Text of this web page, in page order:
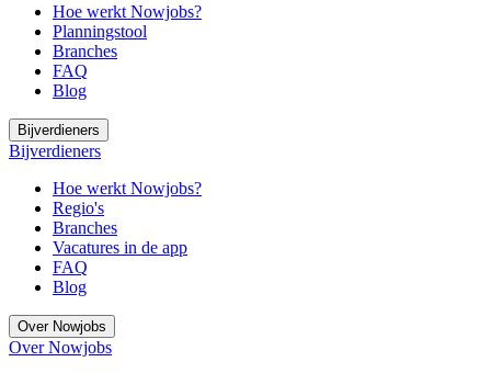
Hoe werkt Nowjobs?
Planningstool
Branches
FAQ
Blog
Bijverdieners
Bijverdieners
Hoe werkt Nowjobs?
Regio's
Branches
Vacatures in de app
FAQ
Blog
Over Nowjobs
Over Nowjobs